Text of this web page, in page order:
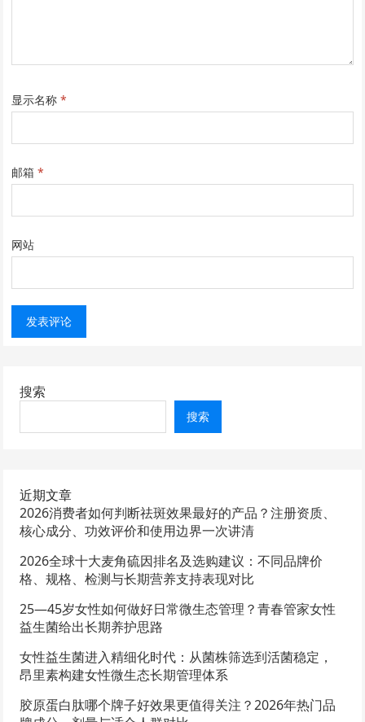
显示名称*
邮箱*
网站
搜索
搜索
近期文章
2026消费者如何判断祛斑效果最好的产品？注册资质、
核心成分、功效评价和使用边界一次讲清
2026全球十大麦角硫因排名及选购建议：不同品牌价
格、规格、检测与长期营养支持表现对比
25—45岁女性如何做好日常微生态管理？青春管家女性
益生菌给出长期养护思路
女性益生菌进入精细化时代：从菌株筛选到活菌稳定，
昂里素构建女性微生态长期管理体系
胶原蛋白肽哪个牌子好效果更值得关注？2026年热门品